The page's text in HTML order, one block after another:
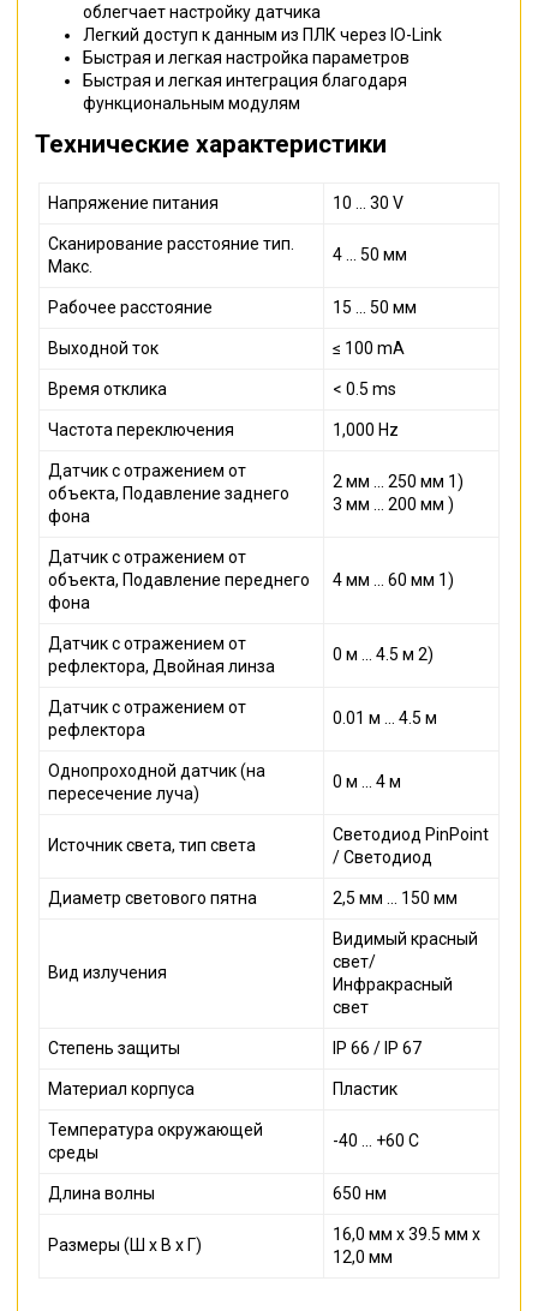
облегчает настройку датчика
Легкий доступ к данным из ПЛК через IO-Link
Быстрая и легкая настройка параметров
Быстрая и легкая интеграция благодаря
функциональным модулям
Технические характеристики
Напряжение питания 10 ... 30 V
Сканирование расстояние тип.
Макс.
4 ... 50 мм
Рабочее расстояние 15 ... 50 мм
Выходной ток ≤ 100 mA
Время отклика < 0.5 ms
Частота переключения 1,000 Hz
Датчик с отражением от
объекта, Подавление заднего
фона
2 мм ... 250 мм 1)
3 мм ... 200 мм )
Датчик с отражением от
объекта, Подавление переднего
фона
4 мм ... 60 мм 1)
Датчик с отражением от
рефлектора, Двойная линза
0 м ... 4.5 м 2)
Датчик с отражением от
рефлектора
0.01 м ... 4.5 м
Однопроходной датчик (на
пересечение луча)
0 м ... 4 м
Источник света, тип света
Светодиод PinPoint
/ Светодиод
Диаметр светового пятна 2,5 мм ... 150 мм
Вид излучения
Видимый красный
свет/
Инфракрасный
свет
Степень защиты IP 66 / IP 67
Материал корпуса Пластик
Температура окружающей
среды
-40 ... +60 С
Длина волны 650 нм
Размеры (Ш x В x Г)
16,0 мм x 39.5 мм x
12,0 мм